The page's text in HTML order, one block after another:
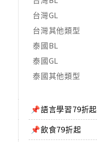
台灣GL
台灣其他類型
泰國BL
泰國GL
泰國其他類型
📌語言學習79折起
📌飲食79折起